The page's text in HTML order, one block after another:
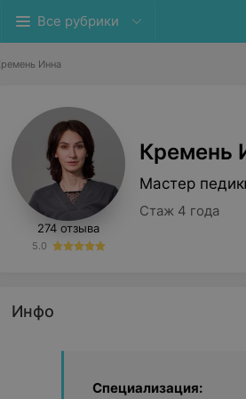
Все рубрики
Инна
274 отзыва
5.0
Кремень
Мастер
Стаж 4 года
Инфо
Специализация: